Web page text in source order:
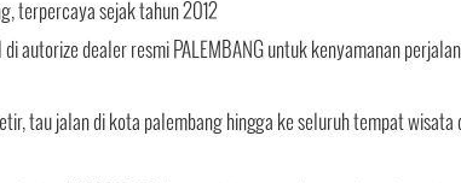
terpercaya sejak tahun 2012
autorize dealer resmi PALEMBANG untuk kenyamanan
tau jalan di kota palembang hingga ke seluruh tempat wisata